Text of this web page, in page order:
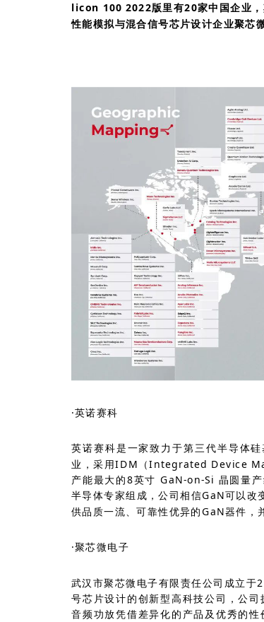
licon 100 2022版里有20家中国企业
性能模拟与混合信号芯片设计企业聚芯
·英诺赛科
英诺赛科是一家致力于第三代半导体
业，采用IDM（Integrated Device
产能最大的8英寸 GaN-on-Si 晶圆量
半导体专家组成，公司相信GaN可以改
供品质一流、可靠性优异的GaN器件，
·聚芯微电子
武汉市聚芯微电子有限责任公司成立
号芯片设计的创新型高科技公司，公
音频功放凭借差异化的产品及优秀的